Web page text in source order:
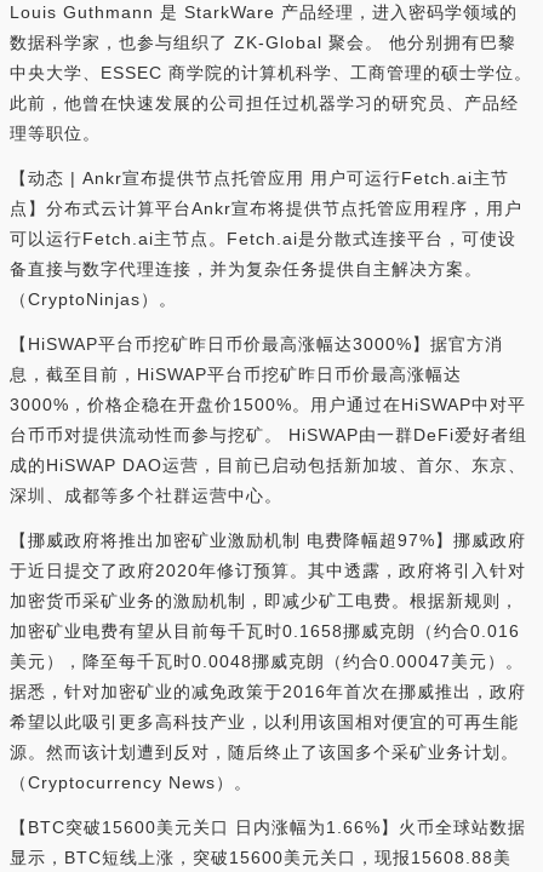
Louis Guthmann 是 StarkWare 产品经理，进入密码学领域的
数据科学家，也参与组织了 ZK-Global 聚会。 他分别拥有巴黎
中央大学、ESSEC 商学院的计算机科学、工商管理的硕士学位。
此前，他曾在快速发展的公司担任过机器学习的研究员、产品经
理等职位。
【动态 | Ankr宣布提供节点托管应用 用户可运行Fetch.ai主节
点】分布式云计算平台Ankr宣布将提供节点托管应用程序，用户
可以运行Fetch.ai主节点。Fetch.ai是分散式连接平台，可使设
备直接与数字代理连接，并为复杂任务提供自主解决方案。
（CryptoNinjas）。
【HiSWAP平台币挖矿昨日币价最高涨幅达3000%】据官方消
息，截至目前，HiSWAP平台币挖矿昨日币价最高涨幅达
3000%，价格企稳在开盘价1500%。用户通过在HiSWAP中对平
台币币对提供流动性而参与挖矿。 HiSWAP由一群DeFi爱好者组
成的HiSWAP DAO运营，目前已启动包括新加坡、首尔、东京、
深圳、成都等多个社群运营中心。
【挪威政府将推出加密矿业激励机制 电费降幅超97%】挪威政府
于近日提交了政府2020年修订预算。其中透露，政府将引入针对
加密货币采矿业务的激励机制，即减少矿工电费。根据新规则，
加密矿业电费有望从目前每千瓦时0.1658挪威克朗（约合0.016
美元），降至每千瓦时0.0048挪威克朗（约合0.00047美元）。
据悉，针对加密矿业的减免政策于2016年首次在挪威推出，政府
希望以此吸引更多高科技产业，以利用该国相对便宜的可再生能
源。然而该计划遭到反对，随后终止了该国多个采矿业务计划。
（Cryptocurrency News）。
【BTC突破15600美元关口 日内涨幅为1.66%】火币全球站数据
显示，BTC短线上涨，突破15600美元关口，现报15608.88美